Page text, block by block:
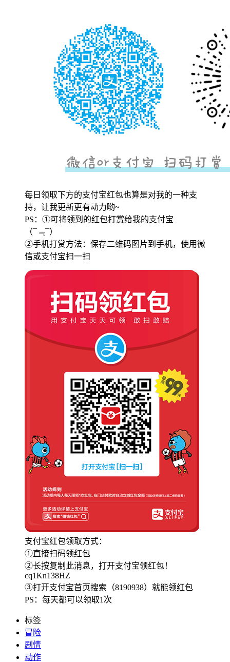
每日领取下方的支付宝红包也算是对我的一种支
持，让我更新更有动力哟~
PS：①可将领到的红包打赏给我的支付宝
（¯﹃¯）
②手机打赏方法：保存二维码图片到手机，使用微
信或支付宝扫一扫
支付宝红包领取方式：
①直接扫码领红包
②长按复制此消息，打开支付宝领红包！
cq1Kn138HZ
③打开支付宝首页搜索（8190938）就能领红包
PS：每天都可以领取1次
标签
冒险
剧情
动作